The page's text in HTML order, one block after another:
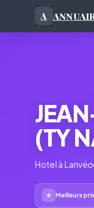
A
(TY
Hotel à
⭐ Meilleurs